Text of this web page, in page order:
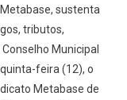
sustenta
tributos,
Municipal
feira (12), o
Metabase de